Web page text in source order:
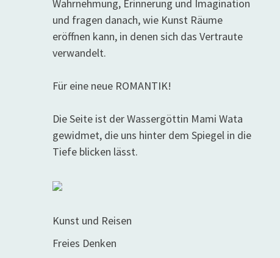
Wahrnehmung, Erinnerung und Imagination
und fragen danach, wie Kunst Räume
eröffnen kann, in denen sich das Vertraute
verwandelt.
Für eine neue ROMANTIK!
Die Seite ist der Wassergöttin Mami Wata
gewidmet, die uns hinter dem Spiegel in die
Tiefe blicken lässt.
Kunst und Reisen
Freies Denken